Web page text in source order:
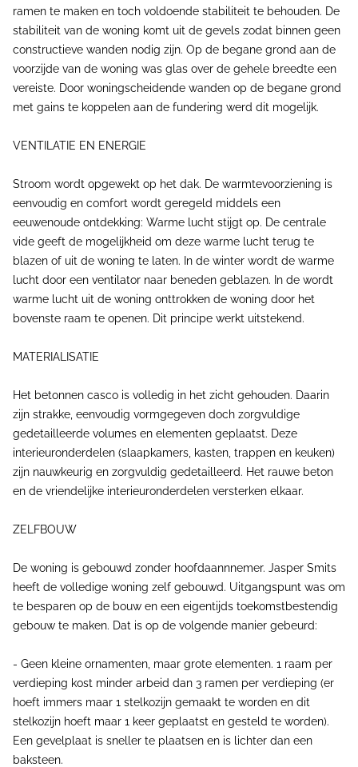
ramen te maken en toch voldoende stabiliteit te behouden. De
stabiliteit van de woning komt uit de gevels zodat binnen geen
constructieve wanden nodig zijn. Op de begane grond aan de
voorzijde van de woning was glas over de gehele breedte een
vereiste. Door woningscheidende wanden op de begane grond
met gains te koppelen aan de fundering werd dit mogelijk.
VENTILATIE EN ENERGIE
Stroom wordt opgewekt op het dak. De warmtevoorziening is
eenvoudig en comfort wordt geregeld middels een
eeuwenoude ontdekking: Warme lucht stijgt op. De centrale
vide geeft de mogelijkheid om deze warme lucht terug te
blazen of uit de woning te laten. In de winter wordt de warme
lucht door een ventilator naar beneden geblazen. In de wordt
warme lucht uit de woning onttrokken de woning door het
bovenste raam te openen. Dit principe werkt uitstekend.
MATERIALISATIE
Het betonnen casco is volledig in het zicht gehouden. Daarin
zijn strakke, eenvoudig vormgegeven doch zorgvuldige
gedetailleerde volumes en elementen geplaatst. Deze
interieuronderdelen (slaapkamers, kasten, trappen en keuken)
zijn nauwkeurig en zorgvuldig gedetailleerd. Het rauwe beton
en de vriendelijke interieuronderdelen versterken elkaar.
ZELFBOUW
De woning is gebouwd zonder hoofdaannnemer. Jasper Smits
heeft de volledige woning zelf gebouwd. Uitgangspunt was om
te besparen op de bouw en een eigentijds toekomstbestendig
gebouw te maken. Dat is op de volgende manier gebeurd:
- Geen kleine ornamenten, maar grote elementen. 1 raam per
verdieping kost minder arbeid dan 3 ramen per verdieping (er
hoeft immers maar 1 stelkozijn gemaakt te worden en dit
stelkozijn hoeft maar 1 keer geplaatst en gesteld te worden).
Een gevelplaat is sneller te plaatsen en is lichter dan een
baksteen.